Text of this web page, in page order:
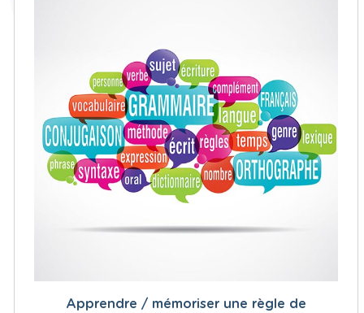
Apprendre / mémoriser une règle de